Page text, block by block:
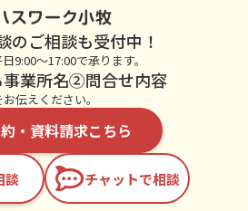
スワーク小牧
のご相談も受付中！
お伝えください。
業所名②問合せ内容
9:00～17:00で承ります。
・資料請求こちら
談 チャットで相談